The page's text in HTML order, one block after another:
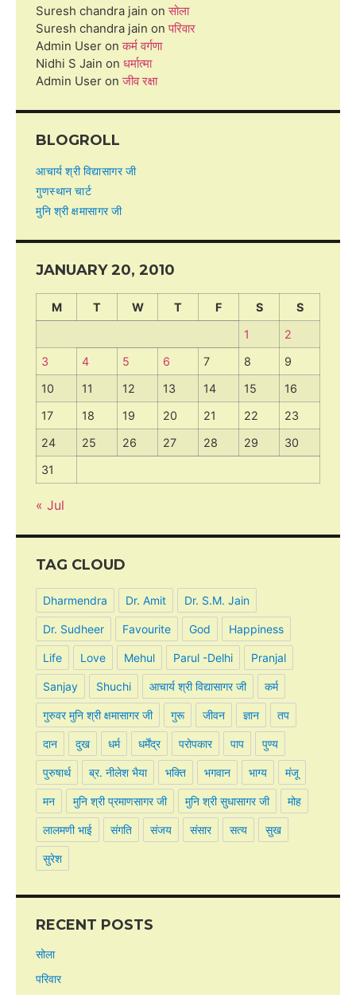
Suresh chandra jain onसोला
Suresh chandra jain onपरिवार
Admin User onकर्म वर्गणा
Nidhi S Jain on धर्मात्मा
Admin User onजीव रक्षा
BLOGROLL
आचार्य श्री विद्यासागर जी
गुणस्थान चार्ट
मुनि श्री क्षमासागर जी
JANUARY 20, 2010
M T W T F S
S
1
2
3
4 5 6 7 8
9
10
11 12 13 14 15
16
17
18 19 20 21 22
23
24
25 26 27 28 29
30
31
« Jul
TAG CLOUD
Dharmendra Dr. Amit Dr. S.M. Jain
Dr. Sudheer Favourite God Happiness
Life Love Mehul Parul -Delhi Pranjal
Sanjay Shuchi आचार्य श्री विद्यासागर जी कर्म
गुरुवर मुनि श्री क्षमासागर जी गुरू जीवन ज्ञान तप
दान दुख धर्म धर्मेंद्र परोपकार पाप पुण्य
पुरुषार्थ ब्र. नीलेश भैया भक्ति भगवान भाग्य मंजू
मन मुनि श्री प्रमाणसागर जी मुनि श्री सुधासागर जी मोह
लालमणी भाई संगति संजय संसार सत्य सुख
सुरेश
RECENT POSTS
सोला
परिवार